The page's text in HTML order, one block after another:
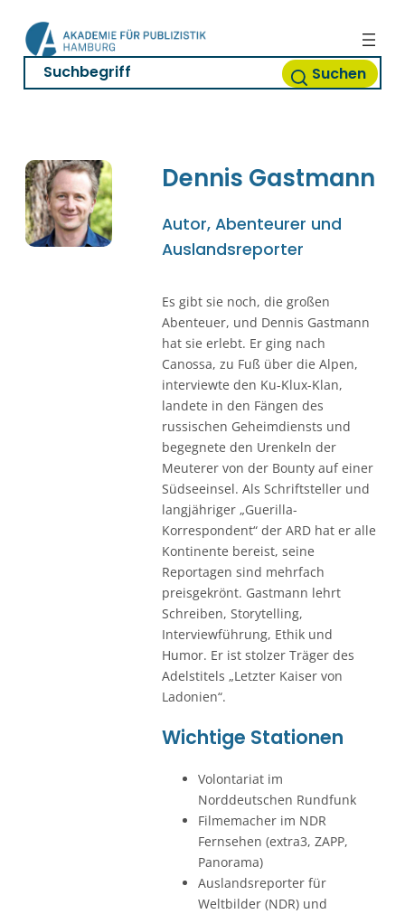
Inhalt
springen
Suchen
Dennis Gastmann
Autor, Abenteurer und
Auslandsreporter
Es gibt sie noch, die großen
Abenteuer, und Dennis Gastmann
hat sie erlebt. Er ging nach
Canossa, zu Fuß über die Alpen,
interviewte den Ku-Klux-Klan,
landete in den Fängen des
russischen Geheimdiensts und
begegnete den Urenkeln der
Meuterer von der Bounty auf einer
Südseeinsel. Als Schriftsteller und
langjähriger „Guerilla-
Korrespondent“ der ARD hat er alle
Kontinente bereist, seine
Reportagen sind mehrfach
preisgekrönt. Gastmann lehrt
Schreiben, Storytelling,
Interviewführung, Ethik und
Humor. Er ist stolzer Träger des
Adelstitels „Letzter Kaiser von
Ladonien“.
Wichtige Stationen
Volontariat im
Norddeutschen Rundfunk
Filmemacher im NDR
Fernsehen (extra3, ZAPP,
Panorama)
Auslandsreporter für
Weltbilder (NDR) und